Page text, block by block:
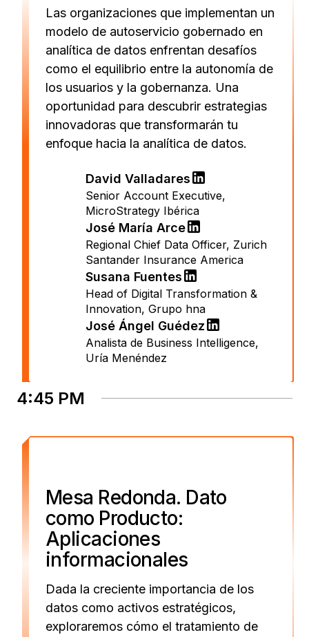
Las organizaciones que implementan un
modelo de autoservicio gobernado en
analítica de datos enfrentan desafíos
como el equilibrio entre la autonomía de
los usuarios y la gobernanza. Una
oportunidad para descubrir estrategias
innovadoras que transformarán tu
enfoque hacia la analítica de datos.
David Valladares
Senior Account Executive,
MicroStrategy Ibérica
José María Arce
Regional Chief Data Officer, Zurich
Santander Insurance America
Susana Fuentes
Head of Digital Transformation &
Innovation, Grupo hna
José Ángel Guédez
Analista de Business Intelligence,
Uría Menéndez
4:45 PM
Mesa Redonda. Dato
como Producto:
Aplicaciones
informacionales
Dada la creciente importancia de los
datos como activos estratégicos,
exploraremos cómo el tratamiento de